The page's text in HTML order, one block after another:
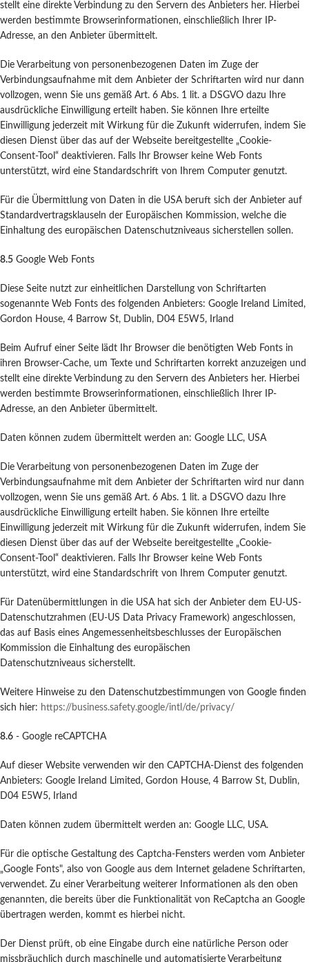
stellt eine direkte Verbindung zu den Servern des Anbieters her. Hierbei
werden bestimmte Browserinformationen, einschließlich Ihrer IP-
Adresse, an den Anbieter übermittelt.
Die Verarbeitung von personenbezogenen Daten im Zuge der
Verbindungsaufnahme mit dem Anbieter der Schriftarten wird nur dann
vollzogen, wenn Sie uns gemäß Art. 6 Abs. 1 lit. a DSGVO dazu Ihre
ausdrückliche Einwilligung erteilt haben. Sie können Ihre erteilte
Einwilligung jederzeit mit Wirkung für die Zukunft widerrufen, indem Sie
diesen Dienst über das auf der Webseite bereitgestellte „Cookie-
Consent-Tool“ deaktivieren. Falls Ihr Browser keine Web Fonts
unterstützt, wird eine Standardschrift von Ihrem Computer genutzt.
Für die Übermittlung von Daten in die USA beruft sich der Anbieter auf
Standardvertragsklauseln der Europäischen Kommission, welche die
Einhaltung des europäischen Datenschutzniveaus sicherstellen sollen.
8.5 Google Web Fonts
Diese Seite nutzt zur einheitlichen Darstellung von Schriftarten
sogenannte Web Fonts des folgenden Anbieters: Google Ireland Limited,
Gordon House, 4 Barrow St, Dublin, D04 E5W5, Irland
Beim Aufruf einer Seite lädt Ihr Browser die benötigten Web Fonts in
ihren Browser-Cache, um Texte und Schriftarten korrekt anzuzeigen und
stellt eine direkte Verbindung zu den Servern des Anbieters her. Hierbei
werden bestimmte Browserinformationen, einschließlich Ihrer IP-
Adresse, an den Anbieter übermittelt.
Daten können zudem übermittelt werden an: Google LLC, USA
Die Verarbeitung von personenbezogenen Daten im Zuge der
Verbindungsaufnahme mit dem Anbieter der Schriftarten wird nur dann
vollzogen, wenn Sie uns gemäß Art. 6 Abs. 1 lit. a DSGVO dazu Ihre
ausdrückliche Einwilligung erteilt haben. Sie können Ihre erteilte
Einwilligung jederzeit mit Wirkung für die Zukunft widerrufen, indem Sie
diesen Dienst über das auf der Webseite bereitgestellte „Cookie-
Consent-Tool“ deaktivieren. Falls Ihr Browser keine Web Fonts
unterstützt, wird eine Standardschrift von Ihrem Computer genutzt.
Für Datenübermittlungen in die USA hat sich der Anbieter dem EU-US-
Datenschutzrahmen (EU-US Data Privacy Framework) angeschlossen,
das auf Basis eines Angemessenheitsbeschlusses der Europäischen
Kommission die Einhaltung des europäischen
Datenschutzniveaus sicherstellt.
Weitere Hinweise zu den Datenschutzbestimmungen von Google finden
sich hier: https://business.safety.google/intl /de/privacy/
8.6 - Google reCAPTCHA
Auf dieser Website verwenden wir den CAPTCHA-Dienst des folgenden
Anbieters: Google Ireland Limited, Gordon House, 4 Barrow St, Dublin,
D04 E5W5, Irland
Daten können zudem übermittelt werden an: Google LLC, USA.
Für die optische Gestaltung des Captcha-Fensters werden vom Anbieter
„Google Fonts", also von Google aus dem Internet geladene Schriftarten,
verwendet. Zu einer Verarbeitung weiterer Informationen als den oben
genannten, die bereits über die Funktionalität von ReCaptcha an Google
übertragen werden, kommt es hierbei nicht.
Der Dienst prüft, ob eine Eingabe durch eine natürliche Person oder
missbräuchlich durch maschinelle und automatisierte Verarbeitung